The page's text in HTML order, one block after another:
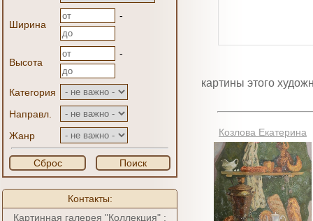
Ширина
-
Высота
-
Категория
Направл.
Жанр
Сброс Поиск
Контакты:
Картинная галерея "Коллекция" :
картины этого
Козлова Екатерина